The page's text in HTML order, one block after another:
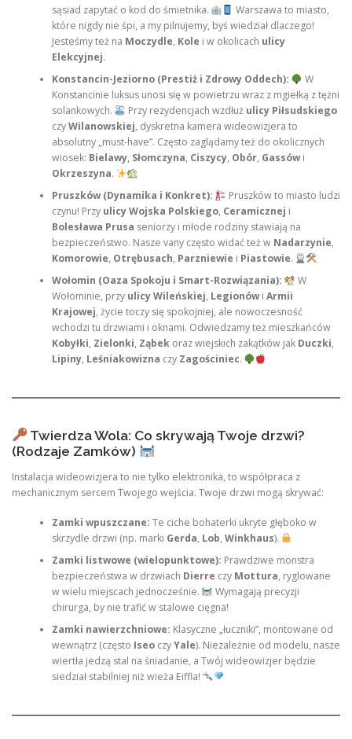
sąsiad zapytać o kod do śmietnika.
Warszawa to miasto,
które nigdy nie śpi, a my pilnujemy, byś wiedział dlaczego!
Jesteśmy też na Moczydle, Kole i w okolicach ulicy
Elekcyjnej.
Konstancin-Jeziorno (Prestiż i Zdrowy Oddech):
W
Konstancinie luksus unosi się w powietrzu wraz z mgiełką z tężni
solankowych.
Przy rezydencjach wzdłuż ulicy Piłsudskiego
czyWilanowskiej, dyskretna kamera wideowizjera to
absolutny „must-have”. Często zaglądamy też do okolicznych
wiosek: Bielawy, Słomczyna, Ciszycy, Obór, Gassówi
Okrzeszyna.
Pruszków (Dynamika i Konkret):
Pruszków to miasto ludzi
czynu! Przy ulicy Wojska Polskiego, Ceramicznej i
Bolesława Prusa seniorzy i młode rodziny stawiają na
bezpieczeństwo. Nasze vany często widać też w Nadarzynie,
Komorowie, Otrębusach, Parzniewie i Piastowie.
Wołomin (Oaza Spokoju i Smart-Rozwiązania):
W
Wołominie, przy ulicy Wileńskiej, Legionówi Armii
Krajowej, życie toczy się spokojniej, ale nowoczesność
wchodzi tu drzwiami i oknami. Odwiedzamy też mieszkańców
Kobyłki, Zielonki, Ząbekoraz wiejskich zakątków jak Duczki,
Lipiny, Leśniakowizna czy Zagościniec.
Twierdza Wola: Co skrywają Twoje drzwi?
(Rodzaje Zamków)
Instalacja wideowizjera to nie tylko elektronika, to współpraca z
mechanicznym sercem Twojego wejścia. Twoje drzwi mogą skrywać:
Zamki wpuszczane: Te ciche bohaterki ukryte głęboko w
skrzydle drzwi (np. marki Gerda, Lob, Winkhaus).
Zamki listwowe (wielopunktowe): Prawdziwe monstra
bezpieczeństwa w drzwiach Dierre czy Mottura, ryglowane
w wielu miejscach jednocześnie.
Wymagają precyzji
chirurga, by nie trafić w stalowe cięgna!
Zamki nawierzchniowe: Klasyczne „łuczniki”, montowane od
wewnątrz (często IseoczyYale). Niezależnie od modelu, nasze
wiertła jedzą stal na śniadanie, a Twój wideowizjer będzie
siedział stabilniej niż wieża Eiffla!